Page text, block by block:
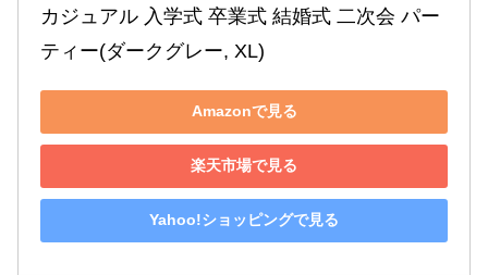
カジュアル 入学式 卒業式 結婚式 二次会 パー
ティー(ダークグレー, XL)
Amazonで見る
楽天市場で見る
Yahoo!ショッピングで見る